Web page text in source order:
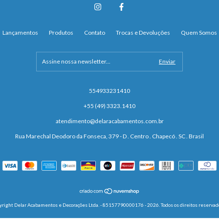
Lançamentos Produtos Contato Trocas e Devoluções Quem Somos
554933231410
+55 (49) 3323.1410
atendimento@delaracabamentos.com.br
Rua Marechal Deodoro da Fonseca, 379 - D . Centro . Chapecó . SC . Brasil
Delar Acabamentos e Decorações Ltda. - 85157790000176 - 2026. Todos os direitos